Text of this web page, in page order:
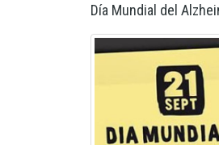
Día Mundial del